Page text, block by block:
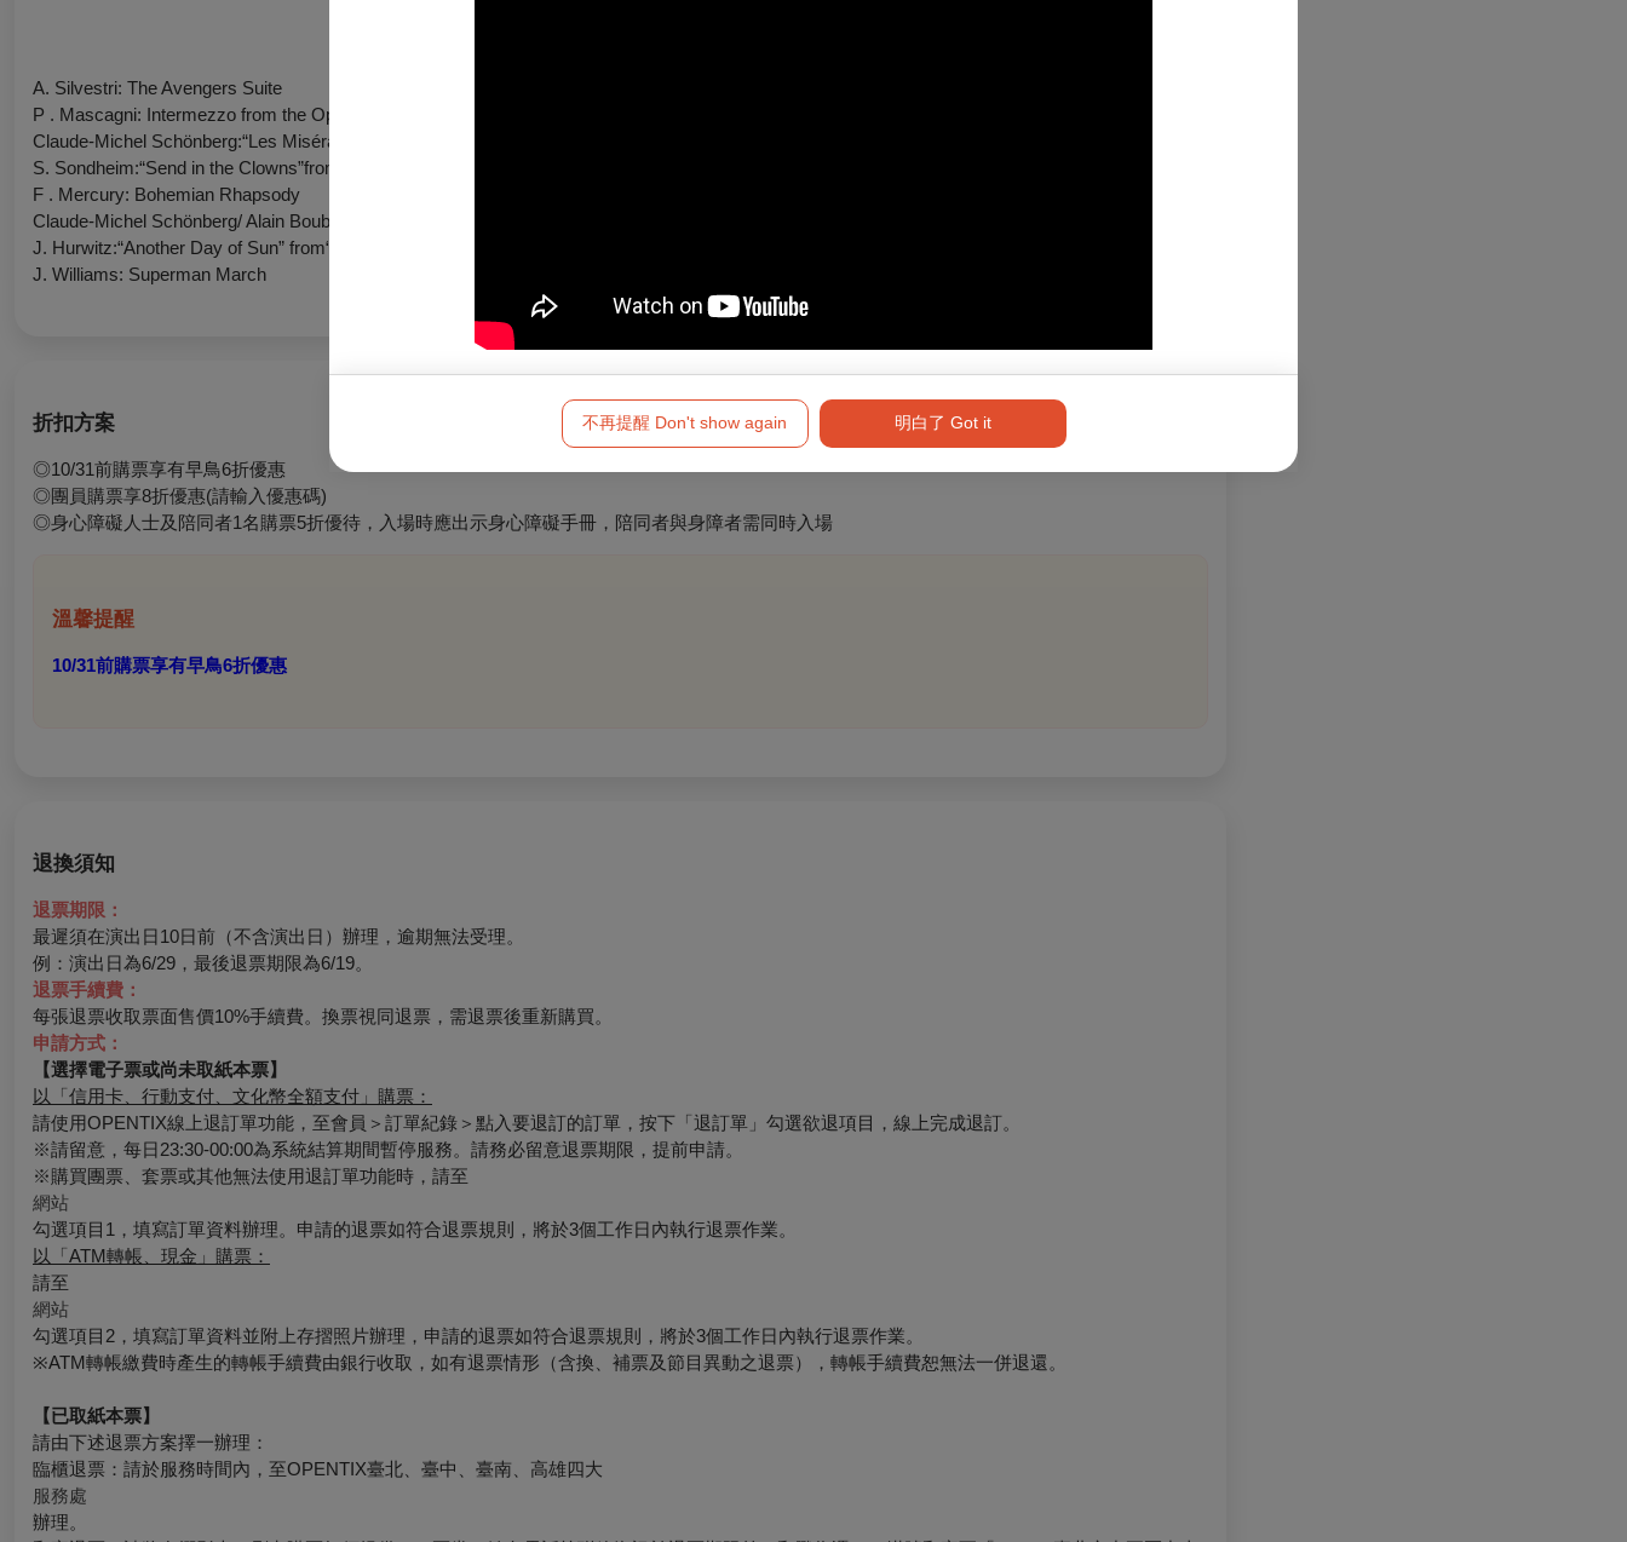
不再提醒 Don't show again 明白了 Got it
A. Silvestri: The Avengers Suite
P . Mascagni: Intermezzo from the Opera“Cavalleria Rusticana”
Claude-Michel Schönberg:“Les Misérables” Suite
S. Sondheim:“Send in the Clowns”from the Musical “ A Little Night Music”
F . Mercury: Bohemian Rhapsody
Claude-Michel Schönberg/ Alain Boublil:“Miss Saigon” Suite
J. Hurwitz:“Another Day of Sun” from“La La Land”
J. Williams: Superman March
折扣方案
◎10/31前購票享有早鳥6折優惠
◎團員購票享8折優惠(請輸入優惠碼)
◎身心障礙人士及陪同者1名購票5折優待，入場時應出示身心障礙手冊，陪同者與身障者需同時入場
溫馨提醒
10/31前購票享有早鳥6折優惠
退換須知
退票期限：
最遲須在演出日10日前（不含演出日）辦理，逾期無法受理。
例：演出日為6/29，最後退票期限為6/19。
退票手續費：
每張退票收取票面售價10%手續費。換票視同退票，需退票後重新購買。
申請方式：
【選擇電子票或尚未取紙本票】
以「信用卡、行動支付、文化幣全額支付」購票：
請使用OPENTIX線上退訂單功能，至會員＞訂單紀錄＞點入要退訂的訂單，按下「退訂單」勾選欲退項目，線上完成退訂。
※請留意，每日23:30-00:00為系統結算期間暫停服務。請務必留意退票期限，提前申請。
※購買團票、套票或其他無法使用退訂單功能時，請至
網站
勾選項目1，填寫訂單資料辦理。申請的退票如符合退票規則，將於3個工作日內執行退票作業。
以「ATM轉帳、現金」購票：
請至
網站
勾選項目2，填寫訂單資料並附上存摺照片辦理，申請的退票如符合退票規則，將於3個工作日內執行退票作業。
※ATM轉帳繳費時產生的轉帳手續費由銀行收取，如有退票情形（含換、補票及節目異動之退票），轉帳手續費恕無法一併退還。
【已取紙本票】
請由下述退票方案擇一辦理：
臨櫃退票：請於服務時間內，至OPENTIX臺北、臺中、臺南、高雄四大
服務處
辦理。